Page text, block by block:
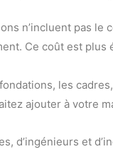
n’incluent pas
Ce coût est
les
ajouter à votre
d’ingénieurs et